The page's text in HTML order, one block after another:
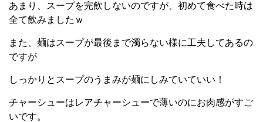
あまり、スープを完飲しないのですが、初めて食べた時は
全て飲みましたｗ
また、麺はスープが最後まで濁らない様に工夫してあるの
ですが
しっかりとスープのうまみが麺にしみていていい！
チャーシューはレアチャーシューで薄いのにお肉感がすご
いです。